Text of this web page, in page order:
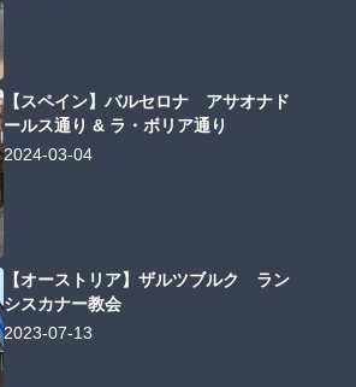
【スペイン】バルセロナ アサオナド
ールス通り & ラ・ボリア通り
2024-03-04
【オーストリア】ザルツブルク ラン
シスカナー教会
2023-07-13